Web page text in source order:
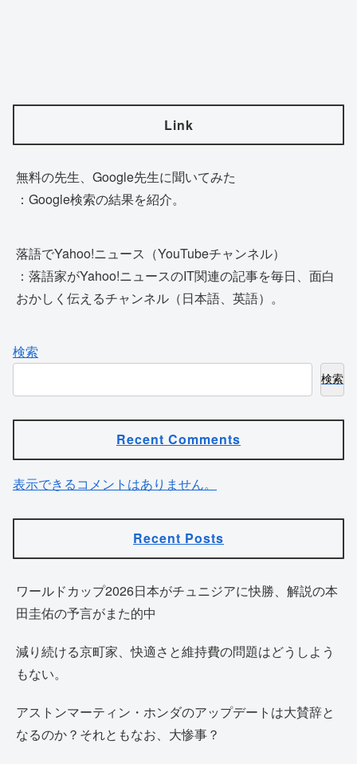
Link
無料の先生、Google先生に聞いてみた
：Google検索の結果を紹介。
落語でYahoo!ニュース（YouTubeチャンネル）
：落語家がYahoo!ニュースのIT関連の記事を毎日、面白
おかしく伝えるチャンネル（日本語、英語）。
検索
検索
Recent Comments
表示できるコメントはありません。
Recent Posts
ワールドカップ2026日本がチュニジアに快勝、解説の本
田圭佑の予言がまた的中
減り続ける京町家、快適さと維持費の問題はどうしよう
もない。
アストンマーティン・ホンダのアップデートは大賛辞と
なるのか？それともなお、大惨事？